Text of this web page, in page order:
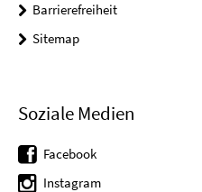
Barrierefreiheit
Sitemap
Soziale Medien
Facebook
Instagram